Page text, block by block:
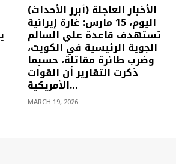
(أبرز الأحداث) الأخبار العاجلة
اليوم، 15 مارس: غارة إيرانية
تستهدف قاعدة علي السالم
الجوية الرئيسية في الكويت،
وضرب طائرة مقاتلة، حسبما
ذكرت التقارير أن القوات
الأمريكية…
MARCH 19, 2026